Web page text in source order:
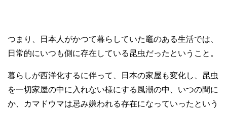
つまり、日本人がかつて暮らしていた竈のある生活では、
日常的にいつも側に存在している昆虫だったということ。
暮らしが西洋化するに伴って、日本の家屋も変化し、昆虫
を一切家屋の中に入れない様にする風潮の中、いつの間に
か、カマドウマは忌み嫌われる存在になっていったという